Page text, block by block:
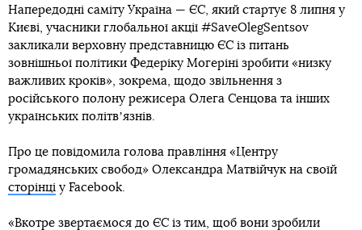
Напередодні саміту Україна — ЄС, який стартує 8 липня у
Києві, учасники глобальної акції #SaveOlegSentsov
закликали верховну представницю ЄС із питань
зовнішньої політики Федеріку Могеріні зробити «низку
важливих кроків», зокрема, щодо звільнення з
російського полону режисера Олега Сенцова та інших
українських політвʼязнів.
Про це повідомила голова правління «Центру
громадянських свобод» Олександра Матвійчук на своїй
сторінці у Facebook.
«Вкотре звертаємося до ЄС із тим, щоб вони зробили